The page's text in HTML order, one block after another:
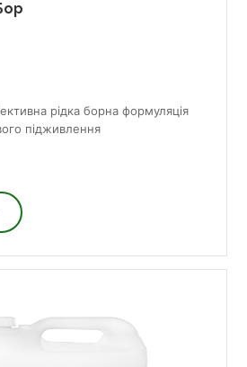
рідка борна формуляція
підживлення